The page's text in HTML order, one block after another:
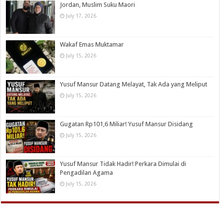
Jordan, Muslim Suku Maori
July 17, 2026
Wakaf Emas Muktamar
July 15, 2026
Yusuf Mansur Datang Melayat, Tak Ada yang Meliput
July 15, 2026
Gugatan Rp101,6 Miliar! Yusuf Mansur Disidang
July 15, 2026
Yusuf Mansur Tidak Hadir! Perkara Dimulai di
Pengadilan Agama
July 15, 2026